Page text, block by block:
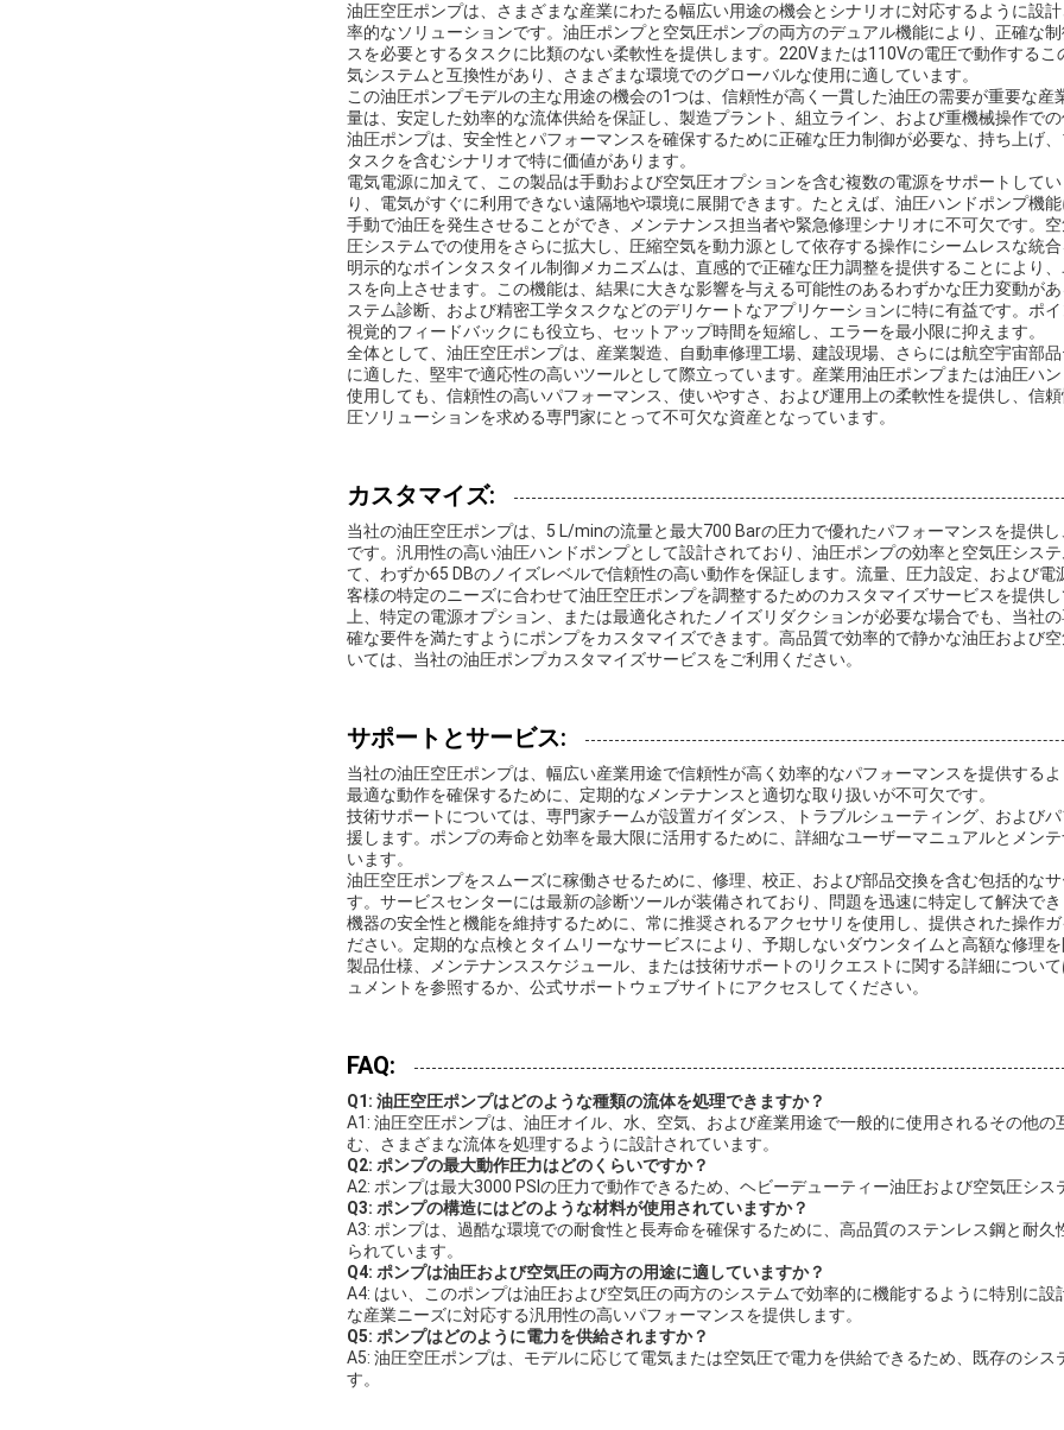
油圧空圧ポンプは、さまざまな産業にわたる幅広い用途の機会とシナリオに対応するように設
率的なソリューションです。油圧ポンプと空気圧ポンプの両方のデュアル機能により、正確な
スを必要とするタスクに比類のない柔軟性を提供します。220Vまたは110Vの電圧で動作する
気システムと互換性があり、さまざまな環境でのグローバルな使用に適しています。
この油圧ポンプモデルの主な用途の機会の1つは、信頼性が高く一貫した油圧の需要が重要な
量は、安定した効率的な流体供給を保証し、製造プラント、組立ライン、および重機械操作で
油圧ポンプは、安全性とパフォーマンスを確保するために正確な圧力制御が必要な、持ち上げ
タスクを含むシナリオで特に価値があります。
電気電源に加えて、この製品は手動および空気圧オプションを含む複数の電源をサポートして
り、電気がすぐに利用できない遠隔地や環境に展開できます。たとえば、油圧ハンドポンプ機
手動で油圧を発生させることができ、メンテナンス担当者や緊急修理シナリオに不可欠です。
圧システムでの使用をさらに拡大し、圧縮空気を動力源として依存する操作にシームレスな統
明示的なポインタスタイル制御メカニズムは、直感的で正確な圧力調整を提供することにより
スを向上させます。この機能は、結果に大きな影響を与える可能性のあるわずかな圧力変動が
ステム診断、および精密工学タスクなどのデリケートなアプリケーションに特に有益です。ポ
視覚的フィードバックにも役立ち、セットアップ時間を短縮し、エラーを最小限に抑えます。
全体として、油圧空圧ポンプは、産業製造、自動車修理工場、建設現場、さらには航空宇宙部
に適した、堅牢で適応性の高いツールとして際立っています。産業用油圧ポンプまたは油圧ハ
使用しても、信頼性の高いパフォーマンス、使いやすさ、および運用上の柔軟性を提供し、信
圧ソリューションを求める専門家にとって不可欠な資産となっています。
カスタマイズ:
当社の油圧空圧ポンプは、5 L/minの流量と最大700 Barの圧力で優れたパフォーマンスを提供
です。汎用性の高い油圧ハンドポンプとして設計されており、油圧ポンプの効率と空気圧シス
て、わずか65 DBのノイズレベルで信頼性の高い動作を保証します。流量、圧力設定、および電
客様の特定のニーズに合わせて油圧空圧ポンプを調整するためのカスタマイズサービスを提供
上、特定の電源オプション、または最適化されたノイズリダクションが必要な場合でも、当社
確な要件を満たすようにポンプをカスタマイズできます。高品質で効率的で静かな油圧および
いては、当社の油圧ポンプカスタマイズサービスをご利用ください。
サポートとサービス:
当社の油圧空圧ポンプは、幅広い産業用途で信頼性が高く効率的なパフォーマンスを提供する
最適な動作を確保するために、定期的なメンテナンスと適切な取り扱いが不可欠です。
技術サポートについては、専門家チームが設置ガイダンス、トラブルシューティング、および
援します。ポンプの寿命と効率を最大限に活用するために、詳細なユーザーマニュアルとメン
います。
油圧空圧ポンプをスムーズに稼働させるために、修理、校正、および部品交換を含む包括的な
す。サービスセンターには最新の診断ツールが装備されており、問題を迅速に特定して解決で
機器の安全性と機能を維持するために、常に推奨されるアクセサリを使用し、提供された操作
ださい。定期的な点検とタイムリーなサービスにより、予期しないダウンタイムと高額な修理
製品仕様、メンテナンススケジュール、または技術サポートのリクエストに関する詳細につい
ュメントを参照するか、公式サポートウェブサイトにアクセスしてください。
FAQ:
Q1: 油圧空圧ポンプはどのような種類の流体を処理できますか？
A1: 油圧空圧ポンプは、油圧オイル、水、空気、および産業用途で一般的に使用されるその他の
む、さまざまな流体を処理するように設計されています。
Q2: ポンプの最大動作圧力はどのくらいですか？
A2: ポンプは最大3000 PSIの圧力で動作できるため、ヘビーデューティー油圧および空気圧シス
Q3: ポンプの構造にはどのような材料が使用されていますか？
A3: ポンプは、過酷な環境での耐食性と長寿命を確保するために、高品質のステンレス鋼と耐久
られています。
Q4: ポンプは油圧および空気圧の両方の用途に適していますか？
A4: はい、このポンプは油圧および空気圧の両方のシステムで効率的に機能するように特別に設
な産業ニーズに対応する汎用性の高いパフォーマンスを提供します。
Q5: ポンプはどのように電力を供給されますか？
A5: 油圧空圧ポンプは、モデルに応じて電気または空気圧で電力を供給できるため、既存のシス
す。